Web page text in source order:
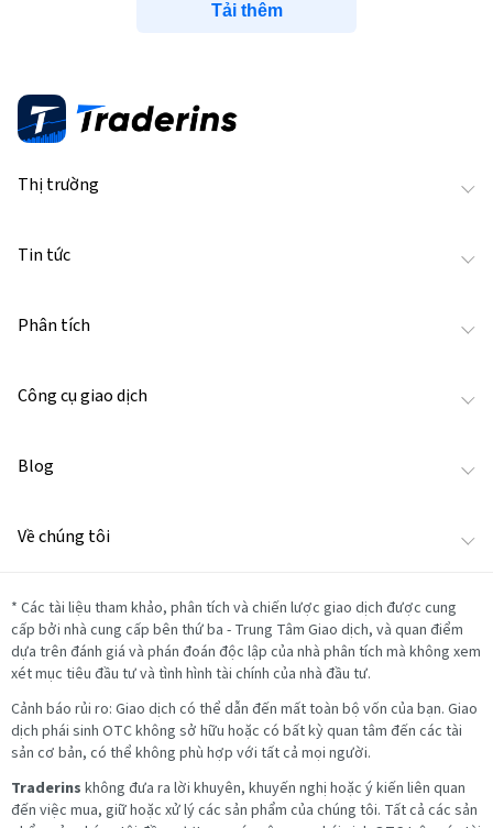
Tải thêm
Thị trường
Tin tức
Phân tích
Công cụ giao dịch
Blog
Về chúng tôi
* Các tài liệu tham khảo, phân tích và chiến lược giao dịch được cung
cấp bởi nhà cung cấp bên thứ ba - Trung Tâm Giao dịch, và quan điểm
dựa trên đánh giá và phán đoán độc lập của nhà phân tích mà không xem
xét mục tiêu đầu tư và tình hình tài chính của nhà đầu tư.
Cảnh báo rủi ro: Giao dịch có thể dẫn đến mất toàn bộ vốn của bạn. Giao
dịch phái sinh OTC không sở hữu hoặc có bất kỳ quan tâm đến các tài
sản cơ bản, có thể không phù hợp với tất cả mọi người.
Traderins không đưa ra lời khuyên, khuyến nghị hoặc ý kiến liên quan
đến việc mua, giữ hoặc xử lý các sản phẩm của chúng tôi. Tất cả các sản